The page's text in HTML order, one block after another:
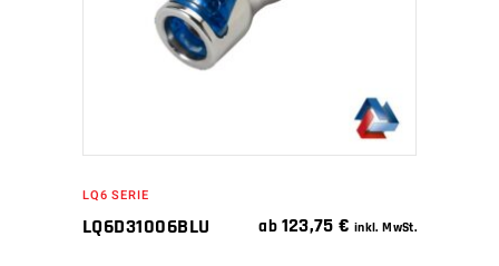
LQ6 SERIE
LQ6D31006BLU ab 123,75€ inkl. MwSt.